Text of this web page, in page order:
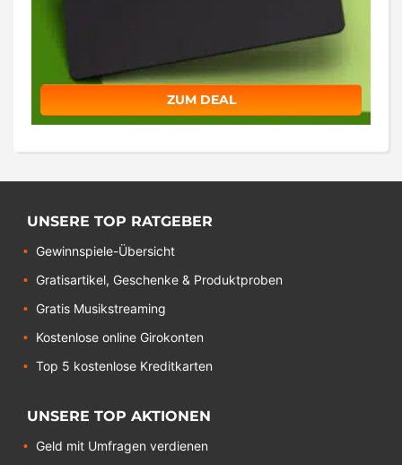
ZUM DEAL
UNSERE TOP RATGEBER
Gewinnspiele-Übersicht
Gratisartikel, Geschenke & Produktproben
Gratis Musikstreaming
Kostenlose online Girokonten
Top 5 kostenlose Kreditkarten
UNSERE TOP AKTIONEN
Geld mit Umfragen verdienen